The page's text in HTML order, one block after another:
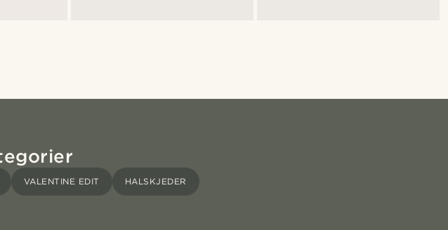
VALENTINE EDIT HALSKJEDER